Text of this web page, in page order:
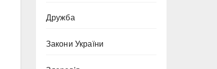
Дружба
Закони України